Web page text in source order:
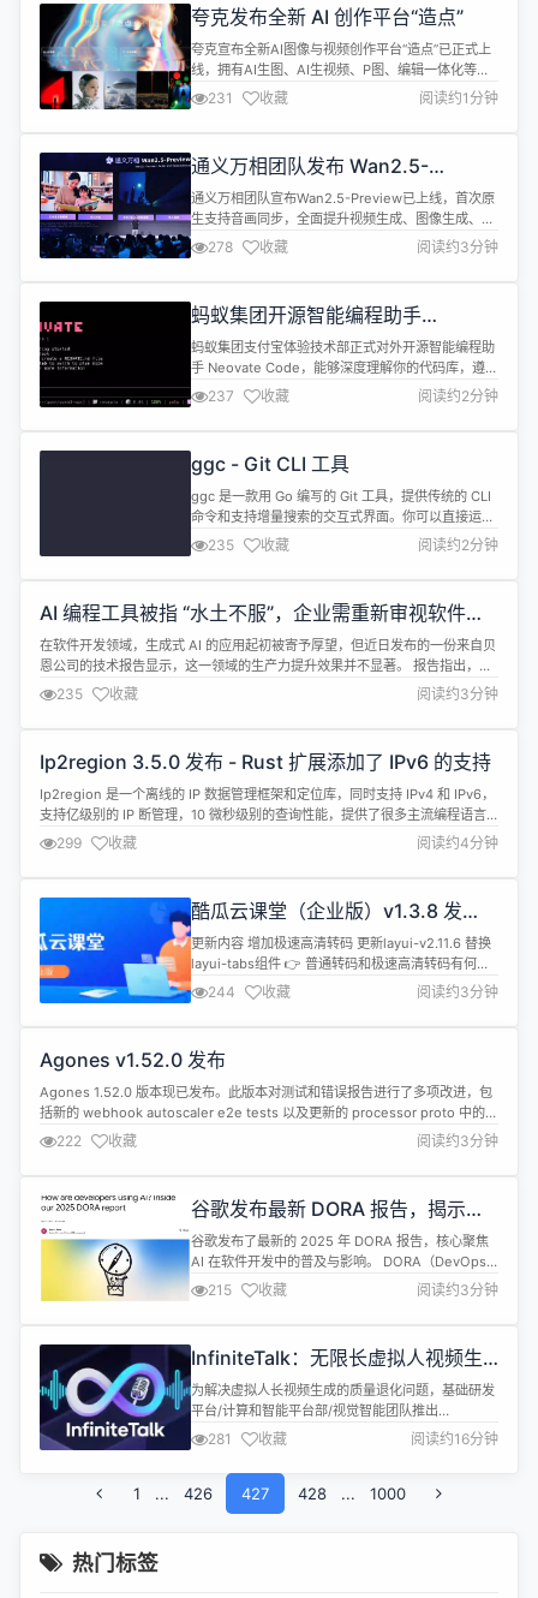
夸克发布全新 AI 创作平台“造点”
夸克宣布全新AI图像与视频创作平台“造点”已正式上
线，拥有AI生图、AI生视频、P图、编辑一体化等功
能，搭载通义万相Wan2.5、图像生成模型
Midjourney V7、夸克图片模型1.0等多个模型，致
力于为用户们提供更懂中国元素、更具实用性、更高
成更真实、中文生成更准确、更懂中国风。能驾驭多
种艺术风格，适用...
231 收藏 阅读约1分钟
通义万相团队发布 Wan2.5-
Preview，实现多模态输入与电影级
视频同步生成
通义万相团队宣布Wan2.5-Preview已上线，首次原
生支持音画同步，全面提升视频生成、图像生成、图
像编辑三大核心能力，满足广告、电商、影视等商业
级内容生产需求。 体验入口：
https://tongyi.aliyun.com/ Wan2.5-Preview主要
生音画同步：视频自带人声（多人）、A...
278 收藏 阅读约3分钟
蚂蚁集团开源智能编程助手
Neovate Code
蚂蚁集团支付宝体验技术部正式对外开源智能编程助
手 Neovate Code，能够深度理解你的代码库，遵循
既有编码习惯，并在上下文感知的基础上，精准地完
成功能实现、Bug 修复和代码重构。它集成了 Code
Agent 所需的核心能力。 Neovate Code 主要功能
AGENTS.md 规则文件- 为你的项...
237 收藏 阅读约2分钟
ggc - Git CLI 工具
ggc 是一款用 Go 编写的 Git 工具，提供传统的 CLI
命令和支持增量搜索的交互式界面。你可以直接运行
ggc add 等子命令，也可以直接输入 ggc 启动交互
式模式。其设计旨在实现快速、用户友好且可扩展的
功能。 特性 传统命令行界面（CLI）：运行 ggc
参数的 ggc 来启动增量搜索 U...
235 收藏 阅读约2分钟
AI 编程工具被指 “水土不服”，企业需重新审视软件开
发流程
在软件开发领域，生成式 AI 的应用起初被寄予厚望，但近日发布的一份来自贝
恩公司的技术报告显示，这一领域的生产力提升效果并不显著。 报告指出，尽
管有三分之二的软件公司已经推出了生成式 AI 工具，但开发者的实际使用率却
很低。使用这些 AI 助手的团队所报告的生产力提升也仅有10% 到15% 左右。
更为引人关注的是，非营利研究机构模型评估与威胁研究（METR...
235 收藏 阅读约3分钟
Ip2region 3.5.0 发布 - Rust 扩展添加了 IPv6 的支持
Ip2region 是一个离线的 IP 数据管理框架和定位库，同时支持 IPv4 和 IPv6，
支持亿级别的 IP 断管理，10 微秒级别的查询性能，提供了很多主流编程语言
的 xdb 数据格式的生成和查询实现。 ip2region 官方社区已正式上线旨提强化
IP 相关的工具链和数据服务，目前提供了稳定的 商用离线数据、在线查询测
试、xdb 使用 / 技术文...
299 收藏 阅读约4分钟
酷瓜云课堂（企业版）v1.3.8 发
布，增加极速高清转码功能
更新内容 增加极速高清转码 更新layui-v2.11.6 替换
layui-tabs组件 👉 普通转码和极速高清转码有何区
别？ 系统介绍 酷瓜云课堂，依托腾讯云基础服务架
构，采用 C 扩展框架 Phalcon 开发，致力互联网课
程点播，互联网课程直播，局域网课程点播，局域网
现了点播、直播、考试、专栏、面授、问...
244 收藏 阅读约3分钟
Agones v1.52.0 发布
Agones 1.52.0 版本现已发布。此版本对测试和错误报告进行了多项改进，包
括新的 webhook autoscaler e2e tests 以及更新的 processor proto 中的错
误字段。Helm 支持得到了增强，新增了策略选项、额外的卸载权限，并全面
覆盖了最新版 Helm 的测试。 kubectl 镜像已更新为基于轻量级 Alpine 的...
222 收藏 阅读约3分钟
谷歌发布最新 DORA 报告，揭示开
发者如何使用 AI
谷歌发布了最新的 2025 年 DORA 报告，核心聚焦
AI 在软件开发中的普及与影响。 DORA（DevOps
Research and Assessment）是谷歌长期主导的开
发效能研究项目，每年都会通过大规模调研为全球软
件团队提供数据驱动的洞见。 2025 年的核心主题是
响。 下面是关于这份报告的主...
215 收藏 阅读约3分钟
InfiniteTalk：无限长虚拟人视频生
成的新范式
为解决虚拟人长视频生成的质量退化问题，基础研发
平台/计算和智能平台部/视觉智能团队推出
InfiniteTalk 技术，实现无限时长视频生成。该技术
口型精准且动作流畅，支持"语音驱动图像"和"语音
驱动视频"多种模式，已在 GitHub 开源并获 1.6K
Stars, Hugging Face 月下载量 64.8K，受到了很多
好评，能够应用到电商直播、教育、...
281 收藏 阅读约16分钟
1 ... 426 427 428 ... 1000
热门标签